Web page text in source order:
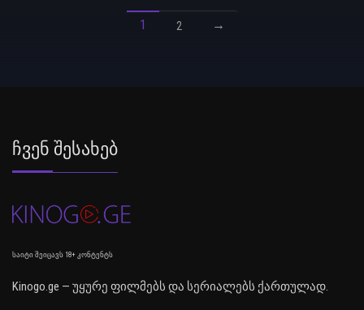
1 2 →
Ჩვენ Შესახებ
საიტი შეიცავს 18+ კონტენტს
Kinogo.ge — უყურე ფილმებს და სერიალებს ქართულად.